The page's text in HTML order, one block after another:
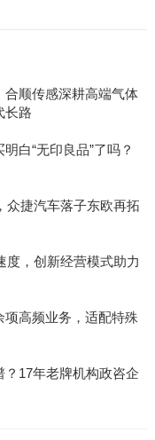
合顺传感深耕高端气体
长路
白“无印良品”了吗？
众捷汽车落子东欧再拓
度，创新经营模式助力
高频业务，适配特殊
17年老牌机构政咨企